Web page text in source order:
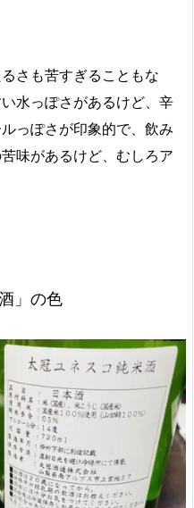
さも苦すぎることもな
水っぽさがあるけど、辛
っぽさが印象的で、飲み
味があるけど、むしろア
」の色